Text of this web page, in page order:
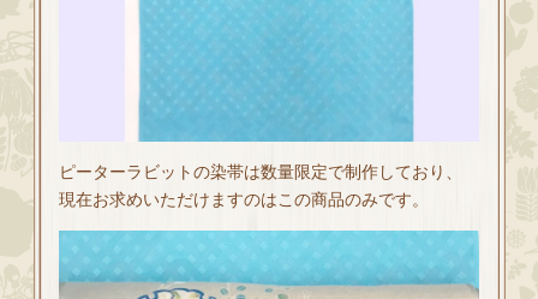
ピーターラビットの染帯は数量限定で制作しており、
現在お求めいただけますのはこの商品のみです。